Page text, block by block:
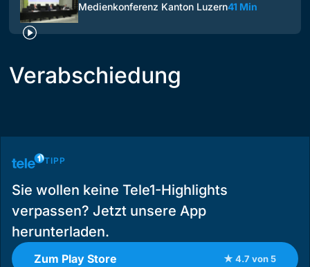
Medienkonferenz Kanton Luzern41 Min
Verabschiedung
TIPP
Sie wollen keine Tele1-Highlights
verpassen? Jetzt unsere App
herunterladen.
Zum Play Store ★ 4.7 von 5